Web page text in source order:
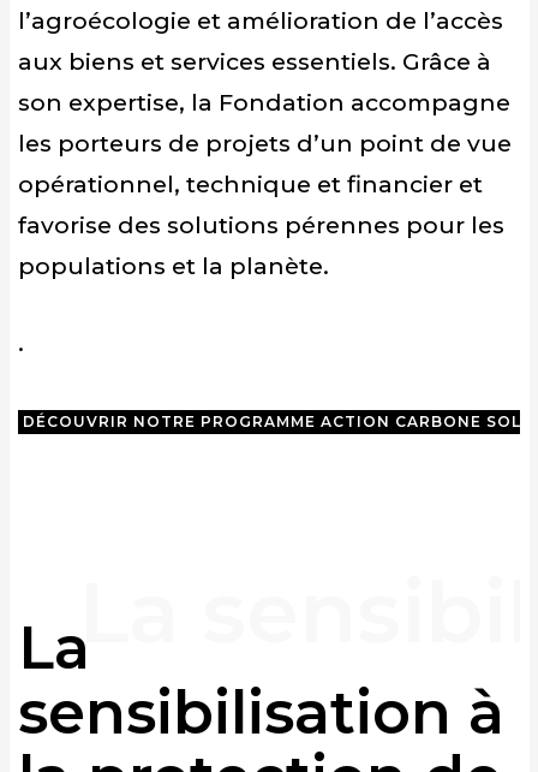
l’agroécologie et amélioration de l’accès
aux biens et services essentiels. Grâce à
son expertise, la Fondation accompagne
les porteurs de projets d’un point de vue
opérationnel, technique et financier et
favorise des solutions pérennes pour les
populations et la planète.
.
DÉCOUVRIR NOTRE PROGRAMME ACTION CARBONE
La
sensibilisation à